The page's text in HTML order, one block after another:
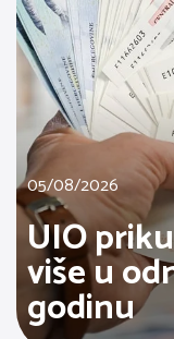
05/08/2026
UIO
više u
godinu